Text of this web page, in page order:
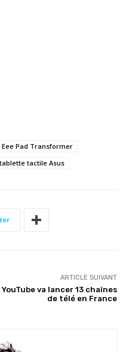
Eee Pad Transformer
tablette tactile Asus
ARTICLE SUIVANT
YouTube va lancer 13 chaînes
de télé en France